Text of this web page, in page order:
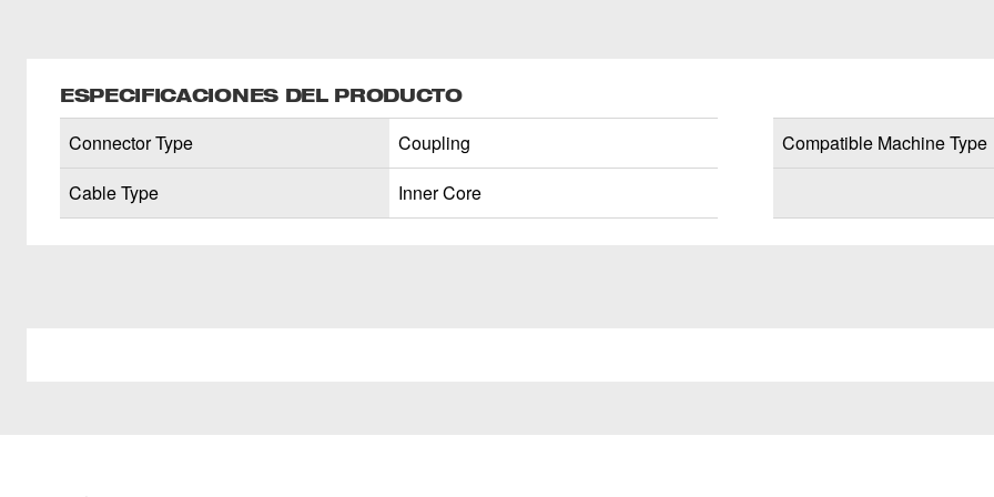
ESPECIFICACIONES DEL PRODUCTO
Connector Type
Coupling
Cable Type
Inner Core
Compatible Machine Type